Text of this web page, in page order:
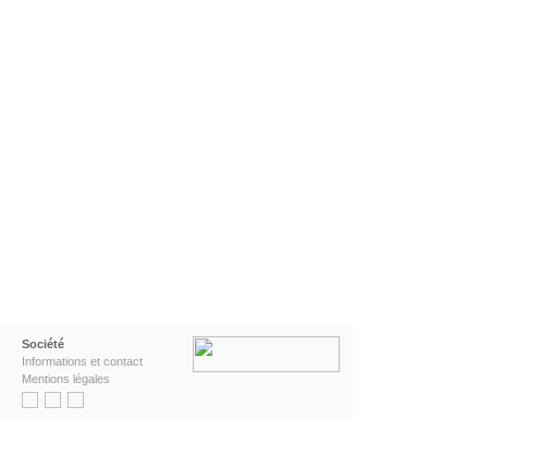
Société
Informations et contact
Mentions légales